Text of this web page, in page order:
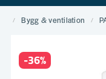
Bygg & ventilation
-36%